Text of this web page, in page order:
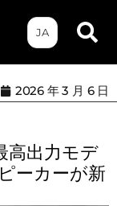
JA
2026 年 3 月 6 日
高出力モデ
ーカーが新